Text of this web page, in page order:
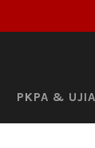
PKPA &